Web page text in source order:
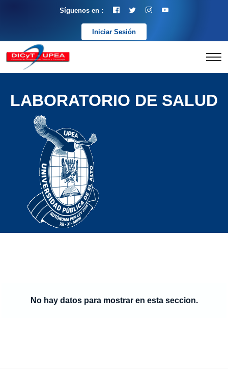
Síguenos en :
Iniciar Sesión
LABORATORIO DE SALUD
No hay datos para mostrar en esta seccion.